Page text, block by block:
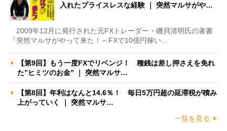
入れたプライスレスな経験 ｜ 突然マルサがや…
2009年12月に発行された元FXトレーダー・磯貝清明氏の著書
『突然マルサがやって来た！～FXで10億円稼い…
【第9回】もう一度FXでリベンジ！ 種銭は差し押さえを免れ
た”ヒミツのお金” ｜ 突然マルサ…
【第8回】年利はなんと14.6％！ 毎日5万円超の延滞税が積み
上がっていく ｜ 突然マルサ…
一覧を見る